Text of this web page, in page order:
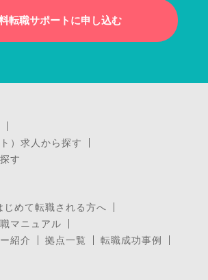
転職サポートに申し込む
）求人から探す
す
じめて転職される方へ
マニュアル
紹介
拠点一覧
転職成功事例